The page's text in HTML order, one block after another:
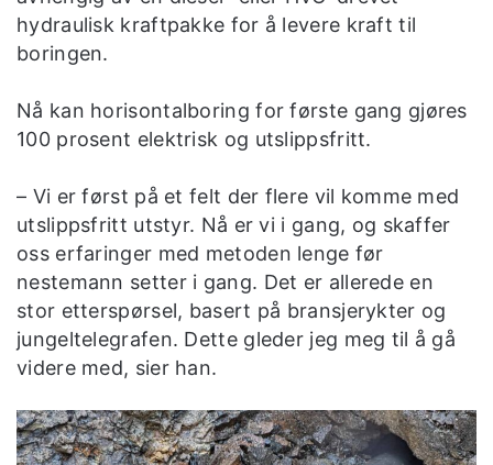
hydraulisk kraftpakke for å levere kraft til
boringen.
Nå kan horisontalboring for første gang gjøres
100 prosent elektrisk og utslippsfritt.
– Vi er først på et felt der flere vil komme med
utslippsfritt utstyr. Nå er vi i gang, og skaffer
oss erfaringer med metoden lenge før
nestemann setter i gang. Det er allerede en
stor etterspørsel, basert på bransjerykter og
jungeltelegrafen. Dette gleder jeg meg til å gå
videre med, sier han.